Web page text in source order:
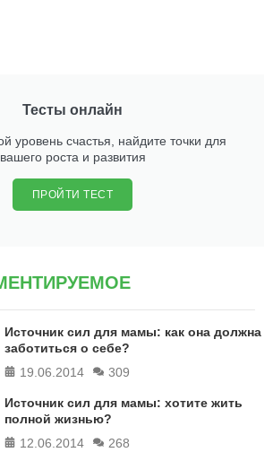
Тесты онлайн
уровень счастья, найдите точки для
вашего роста и развития
ПРОЙТИ ТЕСТ
Источник сил для мамы: как она должна
заботиться о себе?
19.06.2014
309
Источник сил для мамы: хотите жить
полной жизнью?
12.06.2014
268